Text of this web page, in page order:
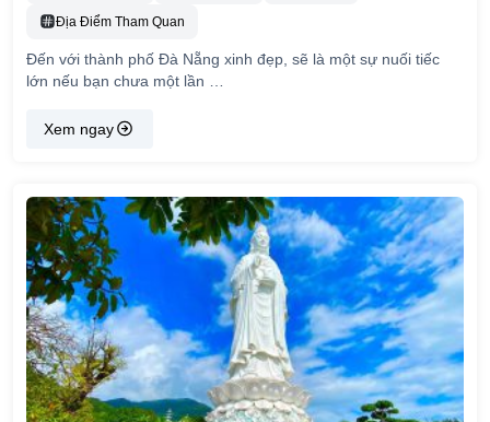
Địa Điểm Tham Quan
Đến với thành phố Đà Nẵng xinh đẹp, sẽ là một sự nuối tiếc
lớn nếu bạn chưa một lần …
Xem ngay